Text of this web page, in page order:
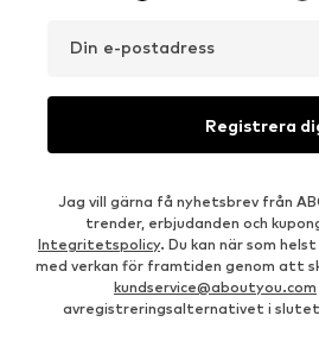
Din e-postadress
Registrera
Jag vill gärna få nyhetsbrev från
trender, erbjudanden och
Integritetspolicy. Du kan när som
med verkan för framtiden genom att
kundservice@aboutyou.com
avregistreringsalternativet i slutet